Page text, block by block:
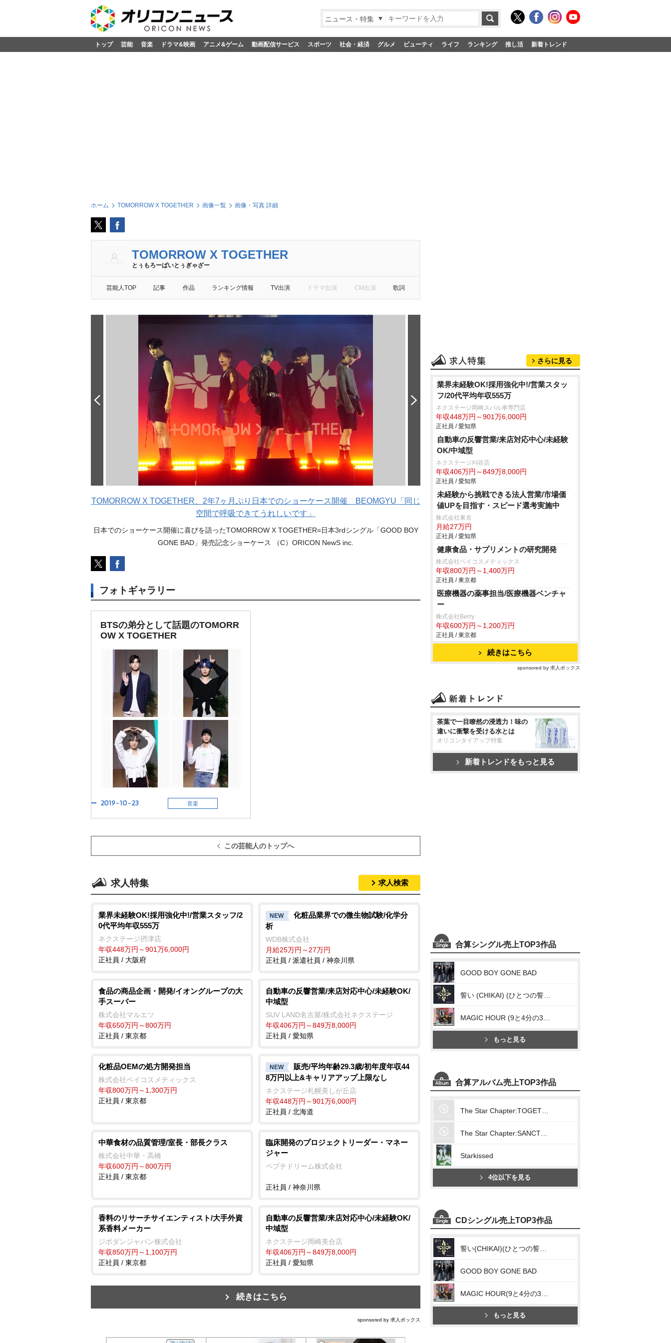
ニュース・特集
トップ 芸能 音楽 ドラマ&映画 アニメ&ゲーム 動画配信サービス スポーツ 社会・経済 グルメ ビューティ ライフ ランキング 推し活 新着トレンド
ホーム TOMORROW X TOGETHER 画像一覧 画像・写真 詳細
TOMORROW X TOGETHER
とぅもろーばいとぅぎゃざー
芸能人TOP 記事 作品 ランキング情報 TV出演 ドラマ出演 CM出演 歌詞
TOMORROW X TOGETHER、2年7ヶ月ぶり日本でのショーケース開催 BEOMGYU「同じ
空間で呼吸できてうれしいです」
日本でのショーケース開催に喜びを語ったTOMORROW X TOGETHER=日本3rdシングル「GOOD BOY
GONE BAD」発売記念ショーケース （C）ORICON NewS inc.
フォトギャラリー
BTSの弟分として話題のTOMORR
OW X TOGETHER
2019-10-23 音楽
この芸能人のトップへ
求人特集 求人検索
業界未経験OK!採用強化中!/営業スタッフ/2
0代平均年収555万
ネクステージ摂津店
年収448万円～901万6,000円
正社員 / 大阪府
NEW
化粧品業界での微生物試験/化学分
析
WDB株式会社
月給25万円～27万円
正社員 / 派遣社員 / 神奈川県
食品の商品企画・開発/イオングループの大
手スーパー
株式会社マルエツ
年収650万円～800万円
正社員 / 東京都
自動車の反響営業/来店対応中心/未経験OK/
中域型
SUV LAND名古屋/株式会社ネクステージ
年収406万円～849万8,000円
正社員 / 愛知県
化粧品OEMの処方開発担当
株式会社ベイコスメティックス
年収800万円～1,300万円
正社員 / 東京都
NEW
販売/平均年齢29.3歳/初年度年収44
8万円以上&キャリアアップ上限なし
ネクステージ札幌美しが丘店
年収448万円～901万6,000円
正社員 / 北海道
中華食材の品質管理/室長・部長クラス
株式会社中華・高橋
年収600万円～800万円
正社員 / 東京都
臨床開発のプロジェクトリーダー・マネー
ジャー
ペプチドリーム株式会社
正社員 / 神奈川県
香料のリサーチサイエンティスト/大手外資
系香料メーカー
ジボダンジャパン株式会社
年収850万円～1,100万円
正社員 / 東京都
自動車の反響営業/来店対応中心/未経験OK/
中域型
ネクステージ岡崎美合店
年収406万円～849万8,000円
正社員 / 愛知県
続きはこちら
sponsored by 求人ボックス
さらに見る
業界未経験OK!採用強化中!/営業スタッ
フ/20代平均年収555万
ネクステージ岡崎スバル車専門店
年収448万円～901万6,000円
正社員 / 愛知県
自動車の反響営業/来店対応中心/未経験
OK/中域型
ネクステージ刈谷店
年収406万円～849万8,000円
正社員 / 愛知県
未経験から挑戦できる法人営業/市場価
値UPを目指す・スピード選考実施中
株式会社東名
月給27万円
正社員 / 愛知県
健康食品・サプリメントの研究開発
株式会社ベイコスメティックス
年収800万円～1,400万円
正社員 / 東京都
医療機器の薬事担当/医療機器ベンチャ
ー
株式会社Berry
年収600万円～1,200万円
正社員 / 東京都
続きはこちら
sponsored by 求人ボックス
茶葉で一目瞭然の浸透力！味の
違いに衝撃を受ける水とは
オリコンタイアップ特集
新着トレンドをもっと見る
合算シングル売上TOP3作品
GOOD BOY GONE BAD
もっと見る
合算アルバム売上TOP3作品
Starkissed
4位以下を見る
CDシングル売上TOP3作品
GOOD BOY GONE BAD
もっと見る